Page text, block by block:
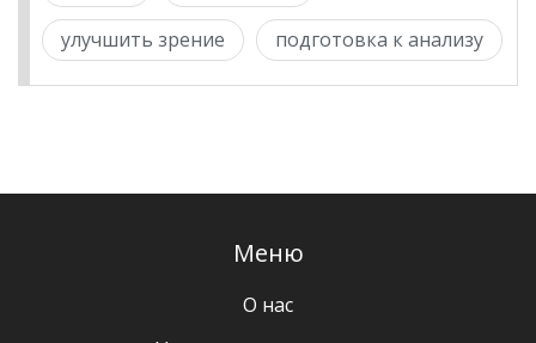
улучшить зрение подготовка к анализу
Меню
О нас